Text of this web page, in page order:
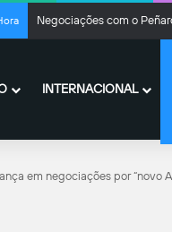
Negociações com o
INTERNACIONAL
em negociações por “novo